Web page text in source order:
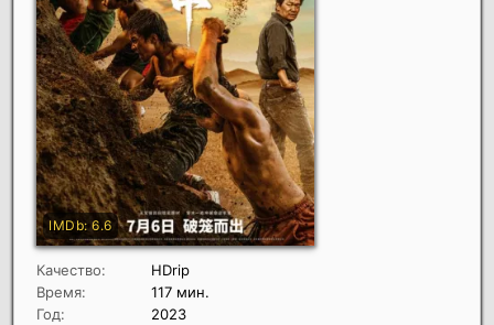
Качество:
HDrip
Время:
117 мин.
Год:
2023